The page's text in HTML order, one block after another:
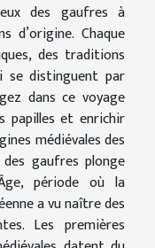
des gaufres à
d’origine. Chaque
des traditions
se distinguent par
dans ce voyage
papilles et enrichir
médiévales des
gaufres plonge
période où la
a vu naître des
Les premières